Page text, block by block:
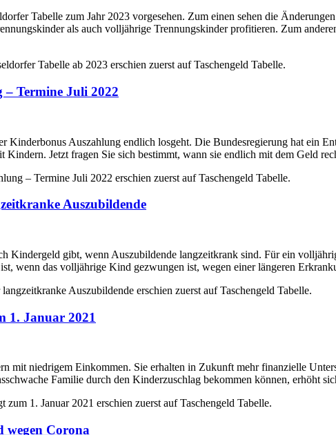
Tabelle zum Jahr 2023 vorgesehen. Zum einen sehen die
als auch volljährige Trennungskinder profitieren. Zum
Tabelle ab 2023 erschien zuerst auf Taschengeld Tabelle.
Termine Juli 2022
Kinderbonus Auszahlung endlich losgeht. Die Bundesregierung hat ein
Kindern. Jetzt fragen Sie sich bestimmt, wann sie endlich mit dem Geld
– Termine Juli 2022 erschien zuerst auf Taschengeld Tabelle.
Auszubildende
Kindergeld gibt, wenn Auszubildende langzeitkrank sind. Für ein
wenn das volljährige Kind gezwungen ist, wegen einer längeren
Auszubildende erschien zuerst auf Taschengeld Tabelle.
1. Januar 2021
mit niedrigem Einkommen. Sie erhalten in Zukunft mehr finanzielle
Familie durch den Kinderzuschlag bekommen können,
1. Januar 2021 erschien zuerst auf Taschengeld Tabelle.
Corona